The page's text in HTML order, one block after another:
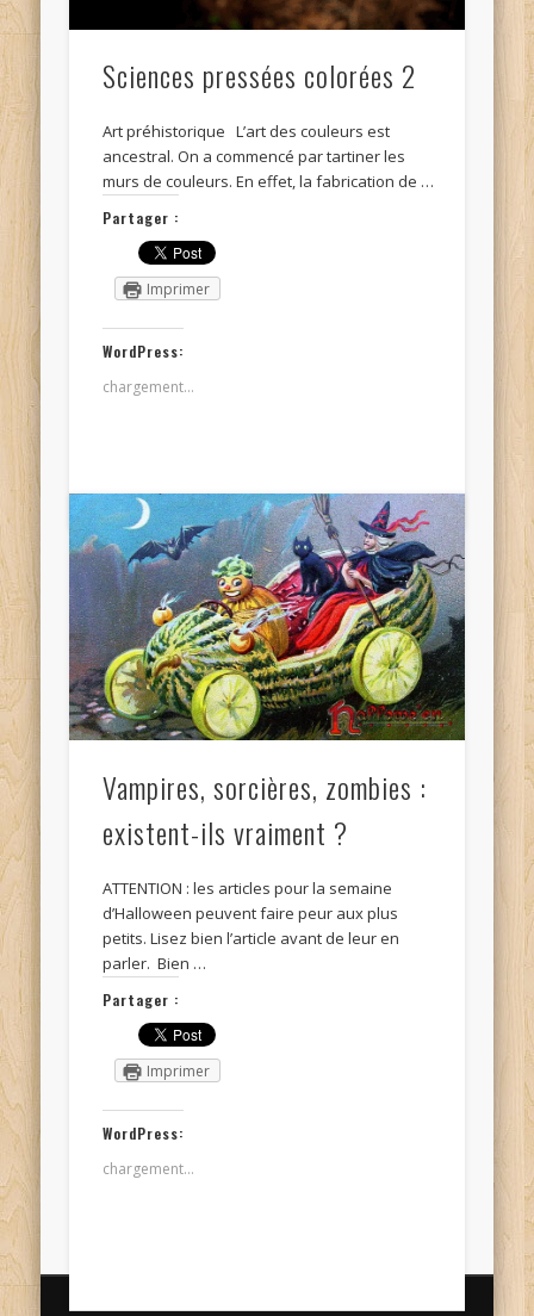
Sciences pressées colorées 2
Art préhistorique L’art des couleurs est
ancestral. On a commencé par tartiner les
murs de couleurs. En effet, la fabrication de …
Partager :
Imprimer
WordPress:
chargement…
Vampires, sorcières, zombies :
existent-ils vraiment ?
ATTENTION : les articles pour la semaine
d’Halloween peuvent faire peur aux plus
petits. Lisez bien l’article avant de leur en
parler. Bien …
Partager :
Imprimer
WordPress:
chargement…